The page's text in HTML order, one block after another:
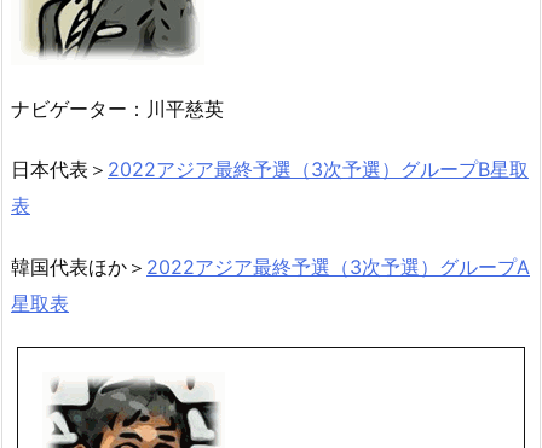
ナビゲーター：川平慈英
日本代表＞ 2022アジア最終予選（3次予選）グループB星取
表
韓国代表ほか＞ 2022アジア最終予選（3次予選）グループA
星取表